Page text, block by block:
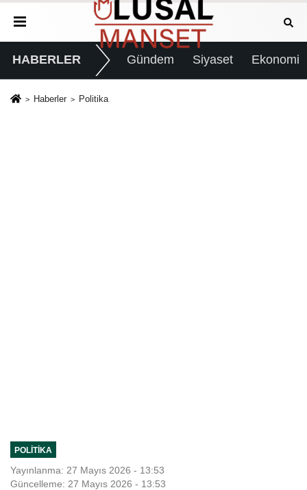
HABERLER Gündem Siyaset Ekonomi
Haberler Politika
POLITIKA
Yayınlanma: 27 Mayıs 2026 - 13:53
Güncelleme: 27 Mayıs 2026 - 13:53